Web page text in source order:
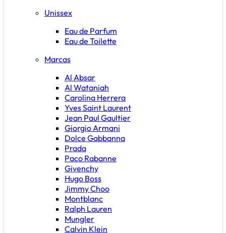
Unissex
Eau de Parfum
Eau de Toilette
Marcas
Al Absar
Al Wataniah
Carolina Herrera
Yves Saint Laurent
Jean Paul Gaultier
Giorgio Armani
Dolce Gabbanna
Prada
Paco Rabanne
Givenchy
Hugo Boss
Jimmy Choo
Montblanc
Ralph Lauren
Mungler
Calvin Klein